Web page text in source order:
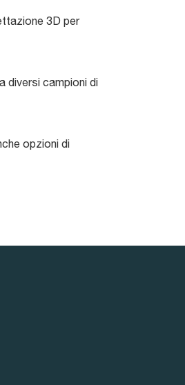
3D per
diversi campioni di
opzioni di